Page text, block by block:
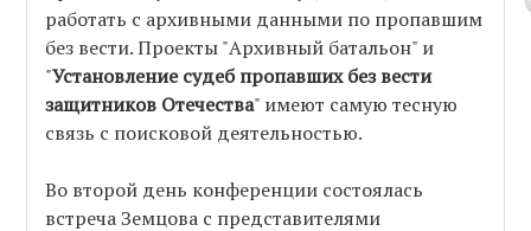
работать с архивными данными по пропавшим
без вести. Проекты "Архивный батальон" и
"Установление судеб пропавших без вести
защитников Отечества" имеют самую тесную
связь с поисковой деятельностью.
Во второй день конференции состоялась
встреча Земцова с представителями